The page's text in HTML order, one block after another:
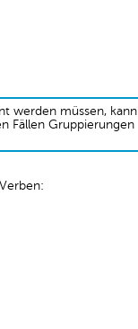
werden müssen, kann
Fällen Gruppierungen